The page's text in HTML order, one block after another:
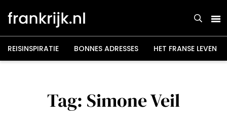
naar
inhoud
REISINSPIRATIE BONNES ADRESSES HET FRANSE LEVEN
Tag: Simone Veil